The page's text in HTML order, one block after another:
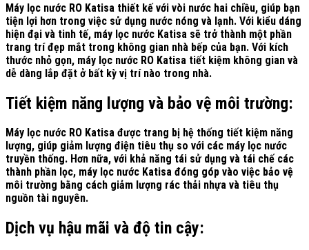
Máy lọc nước RO Katisa thiết kế với vòi nước hai chiều, giúp bạn
tiện lợi hơn trong việc sử dụng nước nóng và lạnh. Với kiểu dáng
hiện đại và tinh tế, máy lọc nước Katisa sẽ trở thành một phần
trang trí đẹp mắt trong không gian nhà bếp của bạn. Với kích
thước nhỏ gọn, máy lọc nước RO Katisa tiết kiệm không gian và
dễ dàng lắp đặt ở bất kỳ vị trí nào trong nhà.
Tiết kiệm năng lượng và bảo vệ môi trường:
Máy lọc nước RO Katisa được trang bị hệ thống tiết kiệm năng
lượng, giúp giảm lượng điện tiêu thụ so với các máy lọc nước
truyền thống. Hơn nữa, với khả năng tái sử dụng và tái chế các
thành phần lọc, máy lọc nước Katisa đóng góp vào việc bảo vệ
môi trường bằng cách giảm lượng rác thải nhựa và tiêu thụ
nguồn tài nguyên.
Dịch vụ hậu mãi và độ tin cậy: